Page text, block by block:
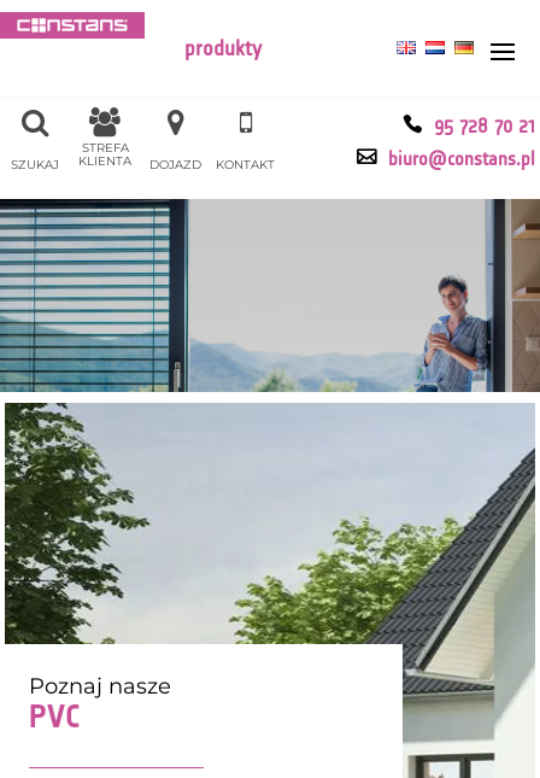
produkty
95 728 70 21
biuro@constans.pl
KONTAKT
DOJAZD
STREFA
KLIENTA
SZUKAJ
Poznaj nasze
PVC